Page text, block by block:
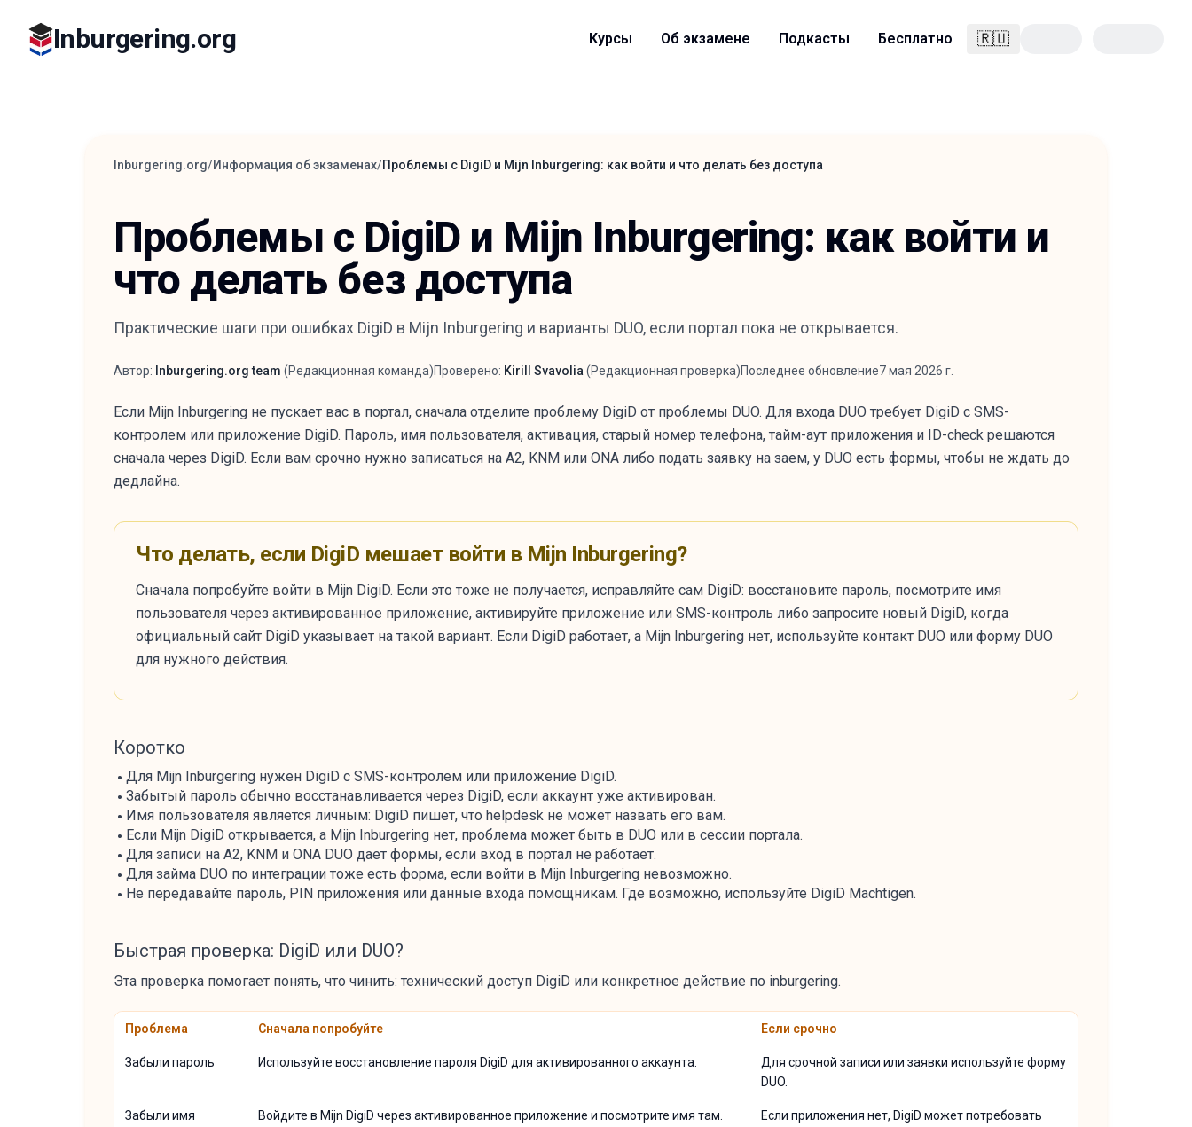
Inburgering.org Курсы Об экзамене Подкасты Бесплатно 🇷🇺Русский
Inburgering.org/Информация об экзаменах/Проблемы с DigiD и Mijn Inburgering: как войти и что делать без доступа
Проблемы с DigiD и Mijn Inburgering: как войти и
что делать без доступа
Практические шаги при ошибках DigiD в Mijn Inburgering и варианты DUO, если портал пока не открывается.
Автор
Автор: Inburgering.org team (Редакционная команда)
Рецензент
Проверено: Kirill Svavolia (Редакционная проверка)Последнее обновление7 мая 2026 г.
Если Mijn Inburgering не пускает вас в портал, сначала отделите проблему DigiD от проблемы DUO. Для входа DUO требует DigiD с SMS-
контролем или приложение DigiD. Пароль, имя пользователя, активация, старый номер телефона, тайм-аут приложения и ID-check решаются
сначала через DigiD. Если вам срочно нужно записаться на A2, KNM или ONA либо подать заявку на заем, у DUO есть формы, чтобы не ждать до
дедлайна.
Что делать, если DigiD мешает войти в Mijn Inburgering?
Сначала попробуйте войти в Mijn DigiD. Если это тоже не получается, исправляйте сам DigiD: восстановите пароль, посмотрите имя
пользователя через активированное приложение, активируйте приложение или SMS-контроль либо запросите новый DigiD, когда
официальный сайт DigiD указывает на такой вариант. Если DigiD работает, а Mijn Inburgering нет, используйте контакт DUO или форму DUO
для нужного действия.
Коротко
Для Mijn Inburgering нужен DigiD с SMS-контролем или приложение DigiD.
Забытый пароль обычно восстанавливается через DigiD, если аккаунт уже активирован.
Имя пользователя является личным: DigiD пишет, что helpdesk не может назвать его вам.
Если Mijn DigiD открывается, а Mijn Inburgering нет, проблема может быть в DUO или в сессии портала.
Для записи на A2, KNM и ONA DUO дает формы, если вход в портал не работает.
Для займа DUO по интеграции тоже есть форма, если войти в Mijn Inburgering невозможно.
Не передавайте пароль, PIN приложения или данные входа помощникам. Где возможно, используйте DigiD Machtigen.
Быстрая проверка: DigiD или DUO?
Эта проверка помогает понять, что чинить: технический доступ DigiD или конкретное действие по inburgering.
Проблема Сначала попробуйте Если срочно
Забыли пароль Используйте восстановление пароля DigiD для активированного аккаунта.
Для срочной записи или заявки используйте форму
DUO.
Забыли имя
Войдите в Mijn DigiD через активированное приложение и посмотрите имя там.
Если приложения нет, DigiD может потребовать